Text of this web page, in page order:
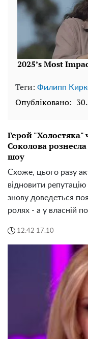
Теги: Филипп
Опубліковано:
Герой "Холостяка"
Соколова
шоу
Схоже, цього разу
відновити
знову доведеться
ролях - а у власній
12:42 17.10